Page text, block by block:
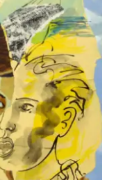
– Grivois